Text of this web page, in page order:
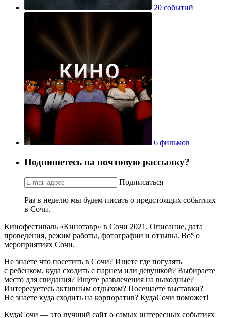
20 событий
6 фильмов
Подпишетесь на почтовую рассылку?
Подписаться
Раз в неделю мы будем писать о предстоящих событиях
в Сочи.
Кинофестиваль «Кинотавр» в Сочи 2021. Описание, дата
проведения, режим работы, фотографии и отзывы. Всё о
мероприятиях Сочи.
Не знаете что посетить в Сочи? Ищете где погулять
с ребенком, куда сходить с парнем или девушкой? Выбираете
место для свидания? Ищете развлечения на выходные?
Интересуетесь активным отдыхом? Посещаете выставки?
Не знаете куда сходить на корпоратив? КудаСочи поможет!
КудаСочи — это лучший сайт о самых интересных событиях